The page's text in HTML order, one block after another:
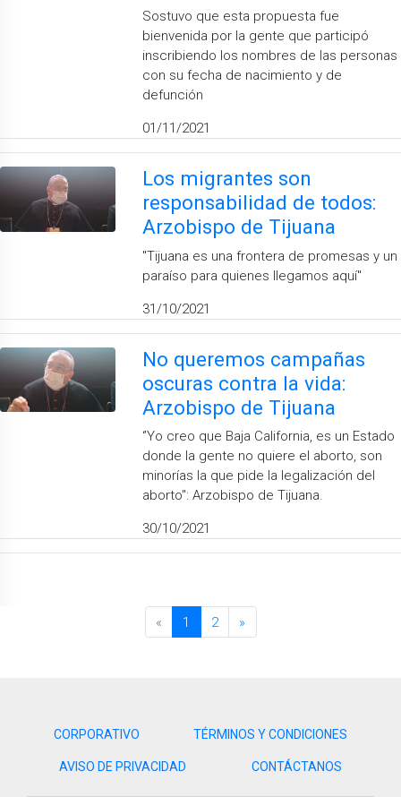
Sostuvo que esta propuesta fue
bienvenida por la gente que participó
inscribiendo los nombres de las personas
con su fecha de nacimiento y de
defunción
01/11/2021
Los migrantes son
responsabilidad de todos:
Arzobispo de Tijuana
''Tijuana es una frontera de promesas y un
paraíso para quienes llegamos aquí''
31/10/2021
No queremos campañas
oscuras contra la vida:
Arzobispo de Tijuana
‘’Yo creo que Baja California, es un Estado
donde la gente no quiere el aborto, son
minorías la que pide la legalización del
aborto": Arzobispo de Tijuana.
30/10/2021
« 1 2 »
CORPORATIVO TÉRMINOS Y CONDICIONES
AVISO DE PRIVACIDAD CONTÁCTANOS